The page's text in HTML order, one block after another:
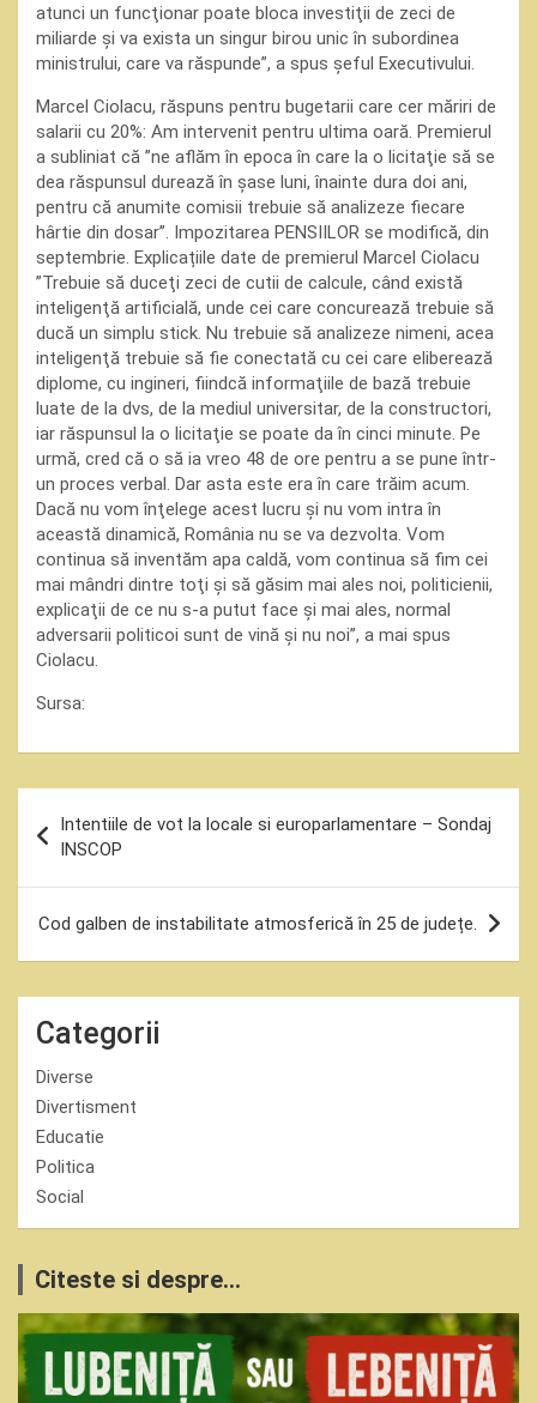
atunci un funcţionar poate bloca investiţii de zeci de
miliarde şi va exista un singur birou unic în subordinea
ministrului, care va răspunde”, a spus şeful Executivului.
Marcel Ciolacu, răspuns pentru bugetarii care cer măriri de
salarii cu 20%: Am intervenit pentru ultima oară. Premierul
a subliniat că ”ne aflăm în epoca în care la o licitaţie să se
dea răspunsul durează în şase luni, înainte dura doi ani,
pentru că anumite comisii trebuie să analizeze fiecare
hârtie din dosar”. Impozitarea PENSIILOR se modifică, din
septembrie. Explicațiile date de premierul Marcel Ciolacu
”Trebuie să duceţi zeci de cutii de calcule, când există
inteligenţă artificială, unde cei care concurează trebuie să
ducă un simplu stick. Nu trebuie să analizeze nimeni, acea
inteligenţă trebuie să fie conectată cu cei care eliberează
diplome, cu ingineri, fiindcă informaţiile de bază trebuie
luate de la dvs, de la mediul universitar, de la constructori,
iar răspunsul la o licitaţie se poate da în cinci minute. Pe
urmă, cred că o să ia vreo 48 de ore pentru a se pune într-
un proces verbal. Dar asta este era în care trăim acum.
Dacă nu vom înţelege acest lucru şi nu vom intra în
această dinamică, România nu se va dezvolta. Vom
continua să inventăm apa caldă, vom continua să fim cei
mai mândri dintre toţi şi să găsim mai ales noi, politicienii,
explicaţii de ce nu s-a putut face şi mai ales, normal
adversarii politicoi sunt de vină şi nu noi”, a mai spus
Ciolacu.
Sursa:
în
articole
Intentiile de vot la locale si europarlamentare – Sondaj
INSCOP
Cod galben de instabilitate atmosferică în 25 de județe.
Categorii
Diverse
Divertisment
Educatie
Politica
Social
Citeste si despre...